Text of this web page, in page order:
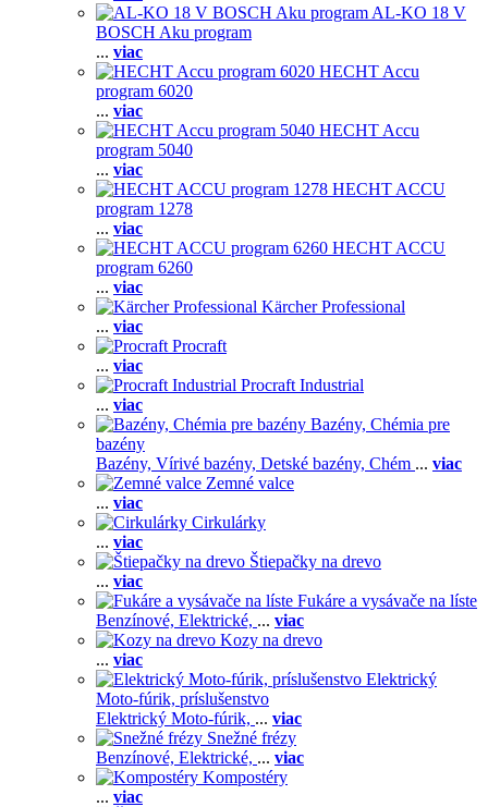
AL-KO 18 V
BOSCH Aku program
... viac
HECHT Accu
program 6020
... viac
HECHT Accu
program 5040
... viac
HECHT ACCU
program 1278
... viac
HECHT ACCU
program 6260
... viac
Kärcher Professional
... viac
Procraft
... viac
Procraft Industrial
... viac
Bazény, Chémia pre
bazény
Bazény, Vírivé bazény, Detské bazény, Chém ... viac
Zemné valce
... viac
Cirkulárky
... viac
Štiepačky na drevo
... viac
Fukáre a vysávače na líste
Benzínové, Elektrické, ... viac
Kozy na drevo
... viac
Elektrický
Moto-fúrik, príslušenstvo
Elektrický Moto-fúrik, ... viac
Snežné frézy
Benzínové, Elektrické, ... viac
Kompostéry
... viac